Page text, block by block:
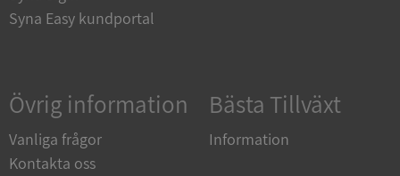
Syna Easy kundportal
Övrig information
Vanliga frågor
Kontakta oss
Bästa Tillväxt
Information
VISITOR_PRIVACY_METADATA
Google